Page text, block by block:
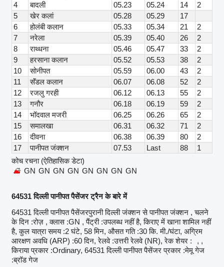
4
बादली 05.23 05.24 14
2
5
खेर कलां 05.28 05.29
17
6
होलंबी कलान 05.33 05.34 21
2
7
नरेला 05.39 05.40 26
2
8
राथ्धना 05.46 05.47 33
2
9
हरसाना कलान 05.52 05.53 38
2
10
सोनीपत 05.59 06.00 43
2
11
सॅंडल कलान 06.07 06.08 52
2
12
रजलु गरही 06.12 06.13 55
2
13
गनौर 06.18 06.19 59
2
14
भॉदवाल मजरी 06.25 06.26 65
2
15
समालखा 06.31 06.32 71
2
16
दीवना 06.38 06.39 80
2
17
पानीपत जंक्शन 07.53 Last 88
1
कोच रचना (ऐतिहासिक डेटा)
GN GN GN GN GN GN GN GN
64531 दिल्ली पानीपत पैसेंजर ट्रैन के बारे में
64531 दिल्ली पानीपत पैसेंजरपुरानी दिल्ली जंक्शन से पानीपत जंक्शन , चलने
के दिन :रोज़ , क्लास :GN , पैंट्री :उपलब्ध नहीं है, किराए में खाना शामिल नहीं
है, कुल यात्रा समय :2 घंटे, 58 मिन, औसत गति :30 कि. मी./घंटा, अग्रिम
आरक्षण अवधि (ARP) :60 दिन, रेलवे :उत्तरी रेलवे (NR), रेक शेयर :
, ,
किराया प्रकार :Ordinary, 64531 दिल्ली पानीपत पैसेंजर प्रकार :मेमू गेज
:ब्रॉड गेज